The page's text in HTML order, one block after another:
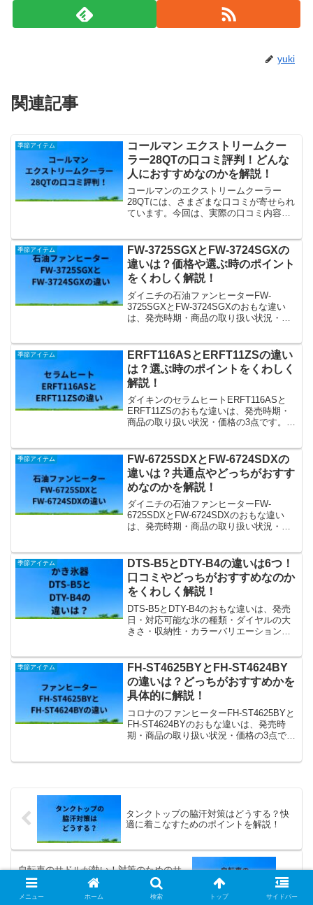
yuki
関連記事
季節アイテム
コールマン エクストリームクー
ラー28QTの口コミ評判！どんな
人におすすめなのかを解説！
コールマンのエクストリームクーラー
28QTには、さまざまな口コミが寄せられ
ています。今回は、実際の口コミ内容や
季節アイテム
FW-3725SGXとFW-3724SGXの
違いは？価格や選ぶ時のポイント
をくわしく解説！
ダイニチの石油ファンヒーターFW-
3725SGXとFW-3724SGXのおもな違い
は、発売時期・商品の取り扱い状況・価
解説します。
季節アイテム
ERFT116ASとERFT11ZSの違い
は？選ぶ時のポイントをくわしく
解説！
ダイキンのセラムヒートERFT116ASと
ERFT11ZSのおもな違いは、発売時期・
商品の取り扱い状況・価格の3点です。今
季節アイテム
FW-6725SDXとFW-6724SDXの
違いは？共通点やどっちがおすす
めなのかを解説！
ダイニチの石油ファンヒーターFW-
6725SDXとFW-6724SDXのおもな違い
は、発売時期・商品の取り扱い状況・価
のかを具体的に解説します。
季節アイテム
DTS-B5とDTY-B4の違いは6つ！
口コミやどっちがおすすめなのか
をくわしく解説！
DTS-B5とDTY-B4のおもな違いは、発売
日・対応可能な氷の種類・ダイヤルの大
きさ・収納性・カラーバリエーション・
解説します。
季節アイテム
FH-ST4625BYとFH-ST4624BY
の違いは？どっちがおすすめかを
具体的に解説！
コロナのファンヒーターFH-ST4625BYと
FH-ST4624BYのおもな違いは、発売時
期・商品の取り扱い状況・価格の3点で
タンクトップの脇汗対策はどうする？快
適に着こなすためのポイントを解説！
自転車のサドルが熱い！対策のためのサ
ドルカバーや熱くならないための方法を
解説！
メニュー ホーム 検索 トップ サイドバー